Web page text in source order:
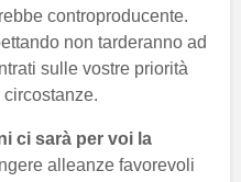
controproducente.
non tarderanno ad
sulle vostre priorità
ci sarà per voi la
alleanze favorevoli